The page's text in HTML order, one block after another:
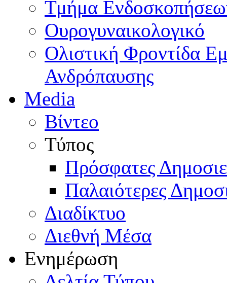
Τμήμα
Ουρογυναικολογικό
Ολιστική Φροντίδα
Ανδρόπαυσης
Media
Βίντεο
Τύπος
Πρόσφατες
Παλαιότερες
Διαδίκτυο
Διεθνή Μέσα
Ενημέρωση